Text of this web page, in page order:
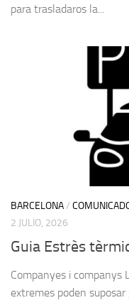
para trasladaros la...
BARCELONA/
2 JULIO, 2026
Guia Estrès
Companyes i companys
extremes poden